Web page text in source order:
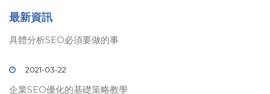
最新資訊
具體分析SEO必須要做的事
2021-03-22
企業SEO優化的基礎策略教學